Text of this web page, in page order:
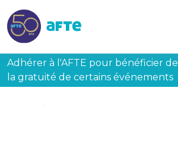
Adhérer à l'AFTE pour bénéficier de
la gratuité de certains événements